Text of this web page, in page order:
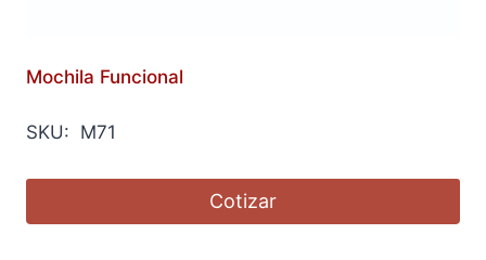
Mochila Funcional
SKU: M71
Cotizar